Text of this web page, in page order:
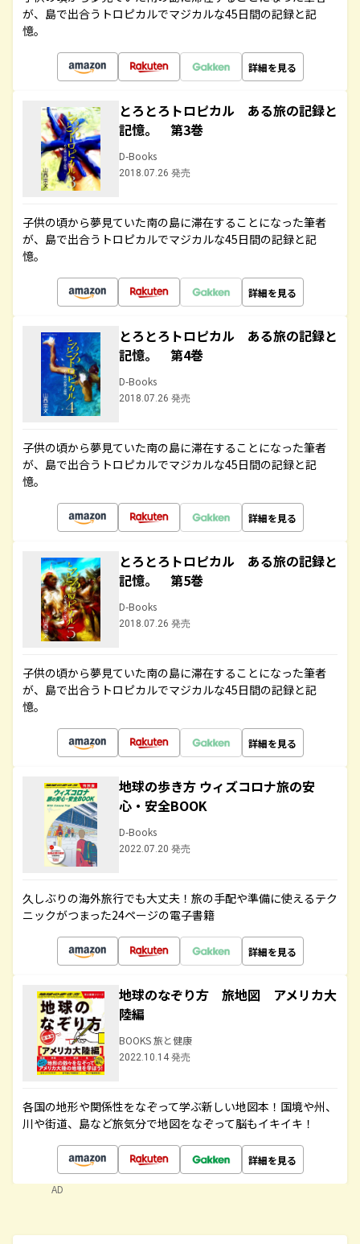
が、島で出合うトロピカルでマジカルな45日間の記録と記
憶。
詳細を見る
とろとろトロピカル ある旅の記録と
記憶。 第3巻
D-Books
2018.07.26 発売
子供の頃から夢見ていた南の島に滞在することになった筆者
が、島で出合うトロピカルでマジカルな45日間の記録と記
憶。
詳細を見る
とろとろトロピカル ある旅の記録と
記憶。 第4巻
D-Books
2018.07.26 発売
子供の頃から夢見ていた南の島に滞在することになった筆者
が、島で出合うトロピカルでマジカルな45日間の記録と記
憶。
詳細を見る
とろとろトロピカル ある旅の記録と
記憶。 第5巻
D-Books
2018.07.26 発売
子供の頃から夢見ていた南の島に滞在することになった筆者
が、島で出合うトロピカルでマジカルな45日間の記録と記
憶。
詳細を見る
地球の歩き方 ウィズコロナ旅の安
心・安全BOOK
D-Books
2022.07.20 発売
久しぶりの海外旅行でも大丈夫！旅の手配や準備に使えるテク
ニックがつまった24ページの電子書籍
詳細を見る
地球のなぞり方 旅地図 アメリカ大
陸編
BOOKS 旅と健康
2022.10.14 発売
各国の地形や関係性をなぞって学ぶ新しい地図本！国境や州、
川や街道、島など旅気分で地図をなぞって脳もイキイキ！
詳細を見る
AD